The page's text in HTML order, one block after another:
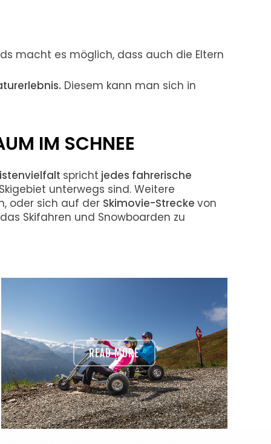
macht es möglich, dass auch die Eltern
Diesem kann man sich in
IM SCHNEE
spricht jedes fahrerische
unterwegs sind. Weitere
oder sich auf der Skimovie-Strecke von
Skifahren und Snowboarden zu
READ MORE